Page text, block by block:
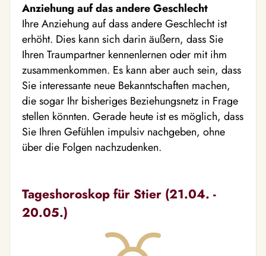
Anziehung auf das andere Geschlecht
Ihre Anziehung auf dass andere Geschlecht ist
erhöht. Dies kann sich darin äußern, dass Sie
Ihren Traumpartner kennenlernen oder mit ihm
zusammenkommen. Es kann aber auch sein, dass
Sie interessante neue Bekanntschaften machen,
die sogar Ihr bisheriges Beziehungsnetz in Frage
stellen könnten. Gerade heute ist es möglich, dass
Sie Ihren Gefühlen impulsiv nachgeben, ohne
über die Folgen nachzudenken.
Tageshoroskop für Stier (21.04. -
20.05.)